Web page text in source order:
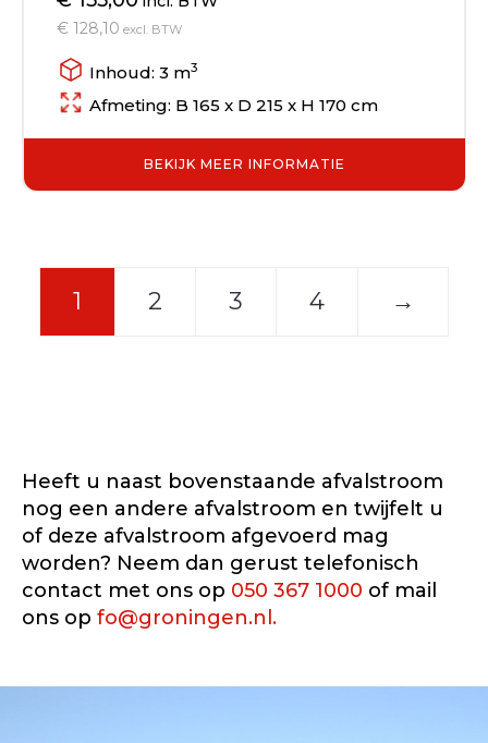
€ 128,10 excl. BTW
Inhoud: 3 m3
Afmeting: B 165 x D 215 x H 170 cm
BEKIJK MEER INFORMATIE
1 2 3 4 →
Heeft u naast bovenstaande afvalstroom
nog een andere afvalstroom en twijfelt u
of deze afvalstroom afgevoerd mag
worden? Neem dan gerust telefonisch
contact met ons op 050 367 1000 of mail
ons op fo@groningen.nl.